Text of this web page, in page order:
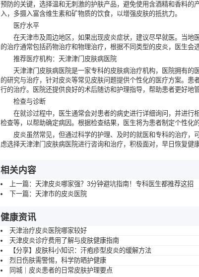
预防的关键，选择温和无刺激的护肤产品，避免使用含酒精和香料的
入，多摄入富含维生素和矿物质的饮食，以增强皮肤的抵抗力。
医疗水平
在天津市及周边地区，如果出现皮炎症状，建议尽早就医。当
的治疗通常包括药物治疗和物理治疗，根据不同类型的皮炎，医生会
推荐医疗机构：天津津门皮肤病医院
天津津门皮肤病医院是一家专科的皮肤病治疗机构，医院拥有的
的研究与治疗，针对皮炎等常见皮肤问题提供个性化的医疗方案。
行的治疗。医院还提供良好的术后随访和护理指导，帮助患者更好地
检查与诊断
在就诊过程中，医生通常会对患者的病史进行详细询问，并进
检查等，以帮助确定病因。根据检查结果，医生将为患者制定个性化
皮炎虽然常见，但通过科学的护理、及时的就医和专科的治疗
虑选择天津津门皮肤病医院进行咨询和治疗，积极面对，早日恢复健康
相关内容
上一篇： 天津皮炎哪家强？3分钟避坑指南！专科医生都推荐这招
下一篇： 天津市的皮炎医院
健康资讯
天津治疗皮炎医院哪家较好
天津皮炎诊疗费用了解与皮肤健康指南
【分享】皮肤科小知识：汗疱疹型皮炎的缓解方法
烈日伤肤需警惕，科学防晒护健康
同城｜皮炎患者的日常皮肤护理要点